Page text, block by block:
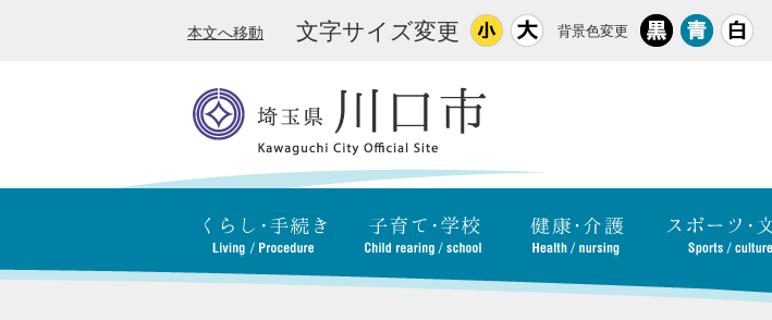
本文へ移動 文字サイズ変更 背景色変更